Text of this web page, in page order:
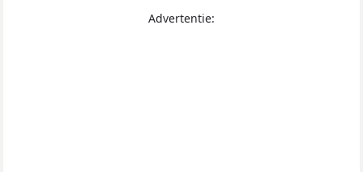
Advertentie: